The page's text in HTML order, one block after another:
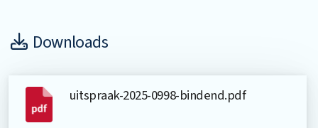
Downloads
uitspraak-2025-0998-bindend.pdf